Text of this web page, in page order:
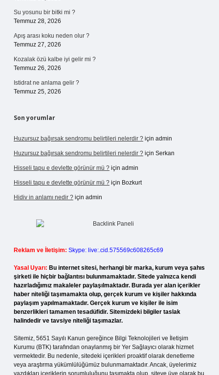
Su yosunu bir bitki mi ?
Temmuz 28, 2026
Apış arası koku neden olur ?
Temmuz 27, 2026
Kozalak özü kalbe iyi gelir mi ?
Temmuz 26, 2026
Istidrat ne anlama gelir ?
Temmuz 25, 2026
Son yorumlar
Huzursuz bağırsak sendromu belirtileri nelerdir ? için admin
Huzursuz bağırsak sendromu belirtileri nelerdir ? için Serkan
Hisseli tapu e devlette görünür mü ? için admin
Hisseli tapu e devlette görünür mü ? için Bozkurt
Hidiv in anlamı nedir ? için admin
Reklam ve İletişim: Skype: live:.cid.575569c608265c69
Yasal Uyarı: Bu internet sitesi, herhangi bir marka, kurum veya şahıs
şirketi ile hiçbir bağlantısı bulunmamaktadır. Sitede yalnızca kendi
hazırladığımız makaleler paylaşılmaktadır. Burada yer alan içerikler
haber niteliği taşımamakta olup, gerçek kurum ve kişiler hakkında
paylaşım yapılmamaktadır. Gerçek kurum ve kişiler ile isim
benzerlikleri tamamen tesadüfidir. Sitemizdeki bilgiler taslak
halindedir ve tavsiye niteliği taşımazlar.
Sitemiz, 5651 Sayılı Kanun gereğince Bilgi Teknolojileri ve İletişim
Kurumu (BTK) tarafından onaylanmış bir Yer Sağlayıcı olarak hizmet
vermektedir. Bu nedenle, sitedeki içerikleri proaktif olarak denetleme
veya araştırma yükümlülüğümüz bulunmamaktadır. Ancak, üyelerimiz
yazdıkları içeriklerin sorumluluğunu taşımakta olup, siteye üye olarak bu